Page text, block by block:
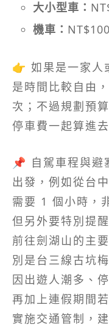
大小型車：
機車： NT$100
👉 如果是一家人
是時間比較自由
次；不過規劃預
停車費一起算進去
📌 自駕車程與避
出發，例如從台
需要 1 個小時，
但另外要特別提
前往劍湖山的主
別是台三線古坑
因出遊人潮多、
再加上連假期間
實施交通管制，